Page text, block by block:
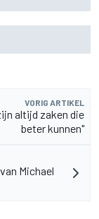
VORIG ARTIKEL
altijd zaken die
beter kunnen"
Michael